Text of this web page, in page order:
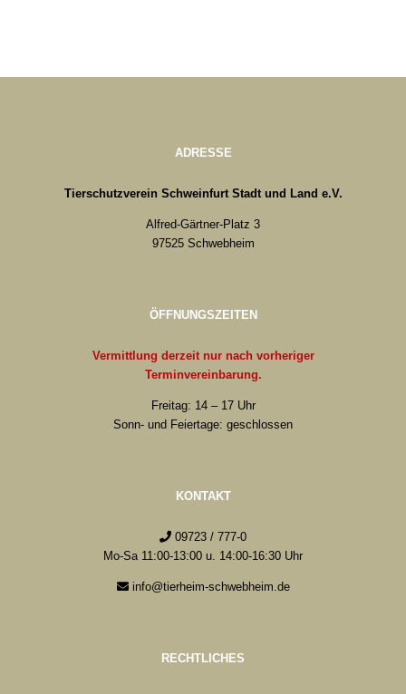
ADRESSE
Tierschutzverein Schweinfurt Stadt und Land e.V.
Alfred-Gärtner-Platz 3
97525 Schwebheim
ÖFFNUNGSZEITEN
Vermittlung derzeit nur nach vorheriger
Terminvereinbarung.
Freitag: 14 – 17 Uhr
Sonn- und Feiertage: geschlossen
KONTAKT
09723 / 777-0
Mo-Sa 11:00-13:00 u. 14:00-16:30 Uhr
info@tierheim-schwebheim.de
RECHTLICHES